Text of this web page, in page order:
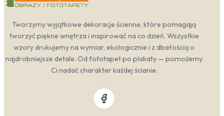
Tworzymy wyjątkowe dekoracje ścienne, które pomagają
tworzyć piękne wnętrza i inspirować na co dzień. Wszystkie
wzory drukujemy na wymiar, ekologicznie i z dbałością o
najdrobniejsze detale. Od fototapet po plakaty — pomożemy
Ci nadać charakter każdej ścianie.